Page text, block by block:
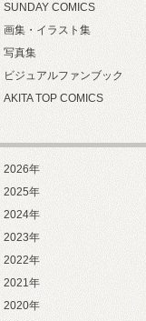
SUNDAY COMICS
画集・イラスト集
写真集
ビジュアルファンブック
AKITA TOP COMICS
2026年
2025年
2024年
2023年
2022年
2021年
2020年